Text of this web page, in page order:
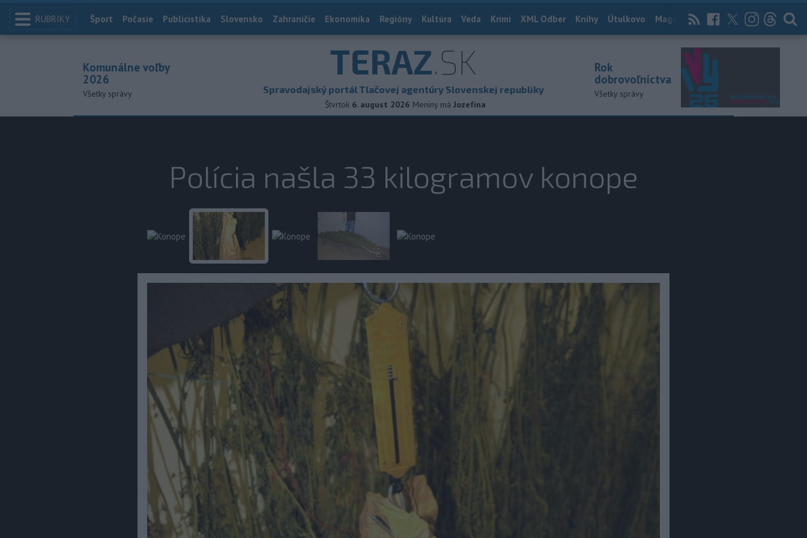
RUBRIKY Index
Šport Počasie Publicistika Slovensko Zahraničie Ekonomika Regióny Kultúra Veda Krimi XML Odber Knihy Útulkovo Magazín News Now Archív
TERAZ.SK
Spravodajský portál Tlačovej agentúry Slovenskej republiky
Štvrtok 6. august 2026 Meniny má Jozefína
Komunálne voľby
2026
Všetky správy
Rok
dobrovoľníctva
Všetky správy
Polícia našla 33 kilogramov konope